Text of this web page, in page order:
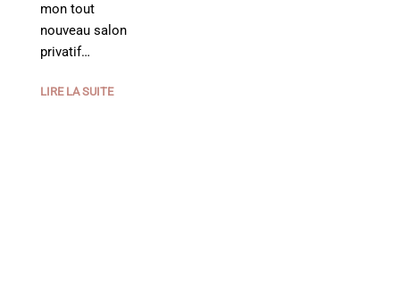
mon tout
nouveau salon
privatif…
LIRE LA SUITE